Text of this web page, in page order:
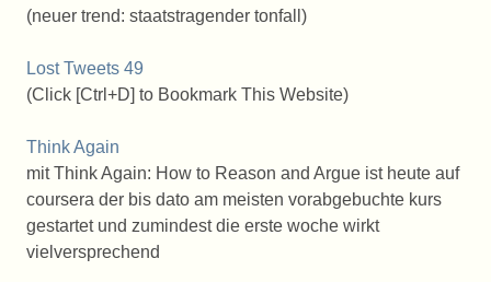
(neuer trend: staatstragender tonfall)
Lost Tweets 49
(Click [Ctrl+D] to Bookmark This Website)
Think Again
mit Think Again: How to Reason and Argue ist heute auf
coursera der bis dato am meisten vorabgebuchte kurs
gestartet und zumindest die erste woche wirkt
vielversprechend